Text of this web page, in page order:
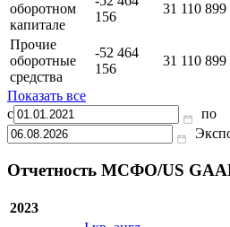
налог на
прибыль
Изменения в
оборотном
капитале
-52 464
156
31 110 899
Прочие
оборотные
средства
156
31 110 899
с
по